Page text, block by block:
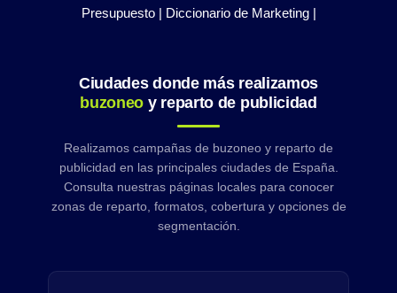
Presupuesto | Diccionario de Marketing |
Ciudades donde más realizamos
buzoneo y reparto de publicidad
Realizamos campañas de buzoneo y reparto de
publicidad en las principales ciudades de España.
Consulta nuestras páginas locales para conocer
zonas de reparto, formatos, cobertura y opciones de
segmentación.